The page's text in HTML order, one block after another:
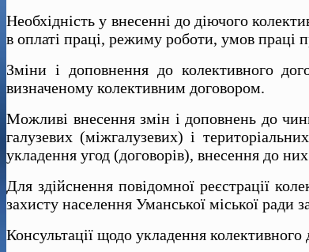
Необхідність у внесенні до діючого
в оплаті праці, режиму роботи, умов праці
Зміни і доповнення до колективного
визначеному колективним договором.
Можливі внесення змін і доповнень до
галузевих (міжгалузевих) і
укладення угод (договорів), внесення до
Для здійснення повідомної реєстрації
захисту населення Уманської міської
Консультації щодо укладення